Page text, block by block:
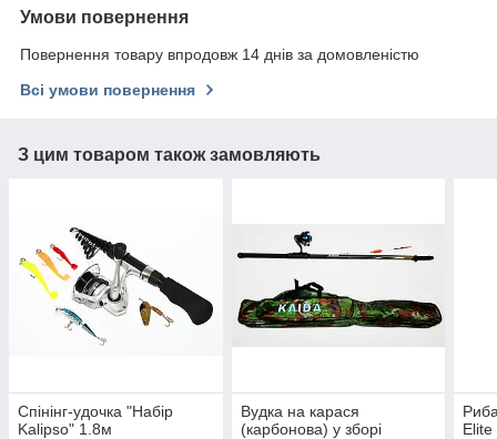
Умови повернення
Повернення товару впродовж 14 днів за домовленістю
Всі умови повернення
З цим товаром також замовляють
Спінінг-удочка "Набір
Kalipso" 1.8м
Вудка на карася
(карбонова) у зборі